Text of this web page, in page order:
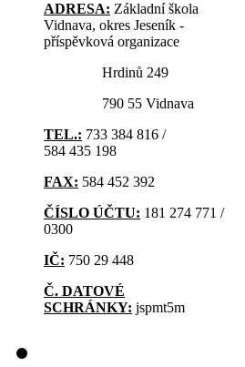
ADRESA: Základní škola
Vidnava, okres Jeseník -
příspěvková organizace
Hrdinů 249
790 55 Vidnava
TEL.: 733 384 816 /
584 435 198
FAX: 584 452 392
ČÍSLO ÚČTU: 181 274 771 /
0300
IČ: 750 29 448
Č. DATOVÉ
SCHRÁNKY: jspmt5m